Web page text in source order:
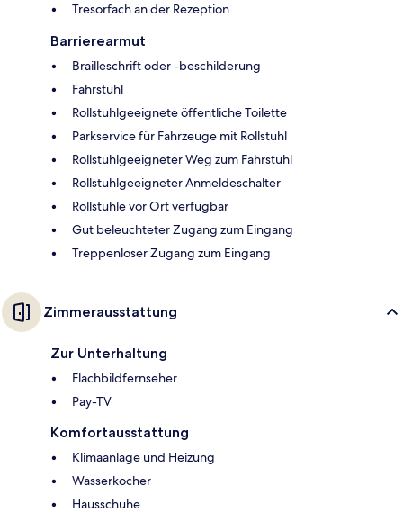
Tresorfach an der Rezeption
Barrierearmut
Brailleschrift oder -beschilderung
Fahrstuhl
Rollstuhlgeeignete öffentliche Toilette
Parkservice für Fahrzeuge mit Rollstuhl
Rollstuhlgeeigneter Weg zum Fahrstuhl
Rollstuhlgeeigneter Anmeldeschalter
Rollstühle vor Ort verfügbar
Gut beleuchteter Zugang zum Eingang
Treppenloser Zugang zum Eingang
Zimmerausstattung
Zur Unterhaltung
Flachbildfernseher
Pay-TV
Komfortausstattung
Klimaanlage und Heizung
Wasserkocher
Hausschuhe